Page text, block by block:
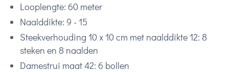
Looplengte: 60 meter
Naalddikte: 9 - 15
Steekverhouding 10 x 10 cm met naalddikte 12: 8
steken en 8 naalden
Damestrui maat 42: 6 bollen